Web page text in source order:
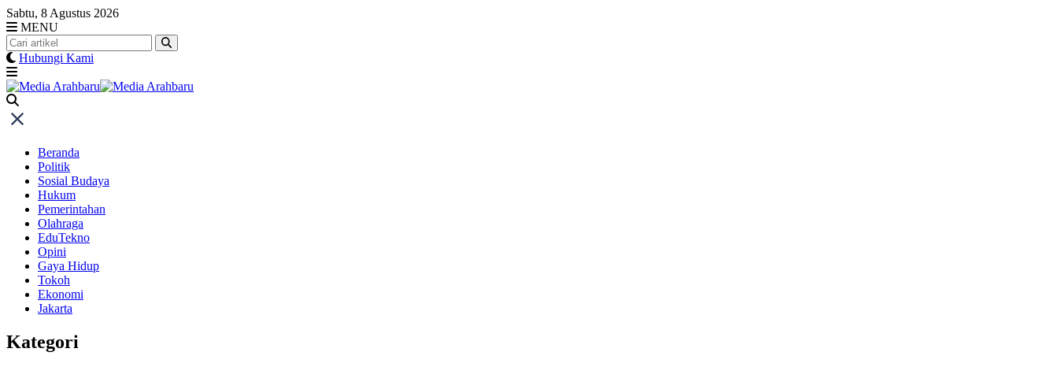
Skip
to
content
Sabtu, 8 Agustus 2026
MENU
Hubungi Kami
Beranda
Politik
Sosial Budaya
Hukum
Pemerintahan
Olahraga
EduTekno
Opini
Gaya Hidup
Tokoh
Ekonomi
Jakarta
Kategori